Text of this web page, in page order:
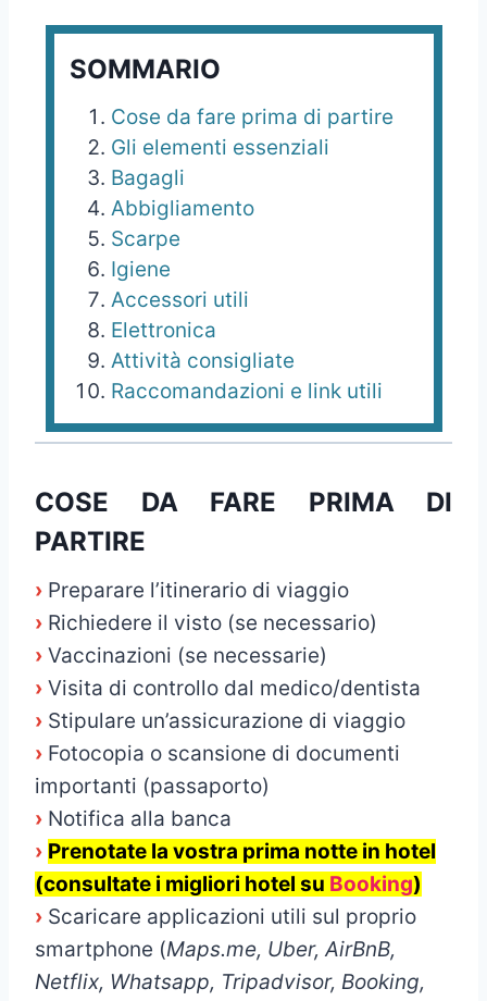
SOMMARIO
Cose da fare prima di partire
Gli elementi essenziali
Bagagli
Abbigliamento
Scarpe
Igiene
Accessori utili
Elettronica
Attività consigliate
Raccomandazioni e link utili
COSE DA FARE PRIMA DI
PARTIRE
› Preparare l’itinerario di viaggio
› Richiedere il visto (se necessario)
› Vaccinazioni (se necessarie)
› Visita di controllo dal medico/dentista
› Stipulare un’assicurazione di viaggio
› Fotocopia o scansione di documenti
importanti (passaporto)
› Notifica alla banca
› Prenotate la vostra prima notte in hotel
(consultate i migliori hotel su Booking)
› Scaricare applicazioni utili sul proprio
smartphone (Maps.me, Uber, AirBnB,
Netflix, Whatsapp, Tripadvisor, Booking,